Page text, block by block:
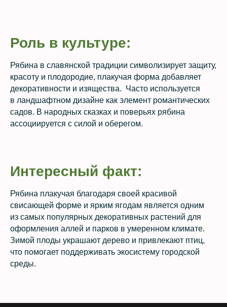
Роль в культуре:
Рябина в славянской традиции символизирует защиту,
красоту и плодородие, плакучая форма добавляет
декоративности и изящества. Часто используется
в ландшафтном дизайне как элемент романтических
садов. В народных сказках и поверьях рябина
ассоциируется с силой и оберегом.
Интересный факт:
Рябина плакучая благодаря своей красивой
свисающей форме и ярким ягодам является одним
из самых популярных декоративных растений для
оформления аллей и парков в умеренном климате.
Зимой плоды украшают дерево и привлекают птиц,
что помогает поддерживать экосистему городской
среды.